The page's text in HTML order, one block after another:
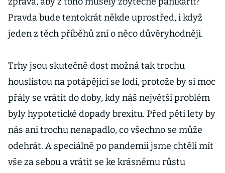
Pravda bude tentokrát někde uprostřed, i když
jeden z těch příběhů zní o něco důvěryhodněji.
Trhy jsou skutečně dost možná tak trochu
houslistou na potápějící se lodi, protože by si moc
přály se vrátit do doby, kdy náš největší problém
byly hypotetické dopady brexitu. Před pěti lety by
nás ani trochu nenapadlo, co všechno se může
odehrát. A speciálně po pandemii jsme chtěli mít
vše za sebou a vrátit se ke krásnému růstu